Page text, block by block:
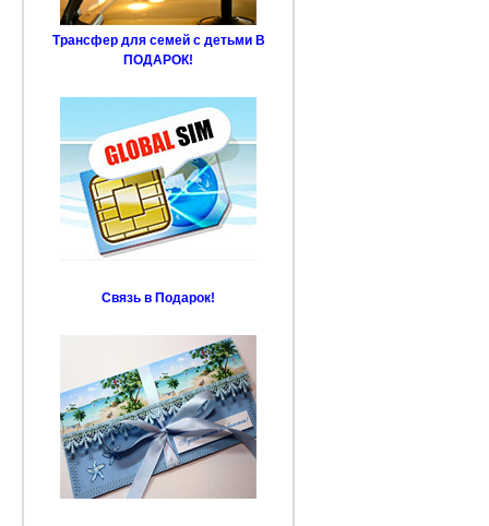
Трансфер для семей с детьми В
ПОДАРОК!
Связь в Подарок!